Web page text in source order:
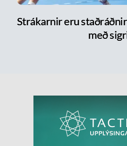
Strákarnir eru
með